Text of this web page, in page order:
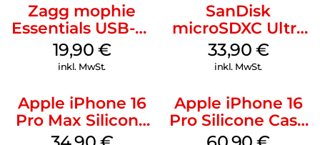
Zagg mophie
Essentials USB-C-
20W Charger PD
Weiß
19,90 €
inkl. MwSt.
SanDisk
microSDXC Ultra
128 GB + Adapter
Mobile
33,90 €
inkl. MwSt.
Apple iPhone 16
Pro Max Silicone
Case MagSafe
Apple iPhone 16
Pro Silicone Case
MagSafe Stone